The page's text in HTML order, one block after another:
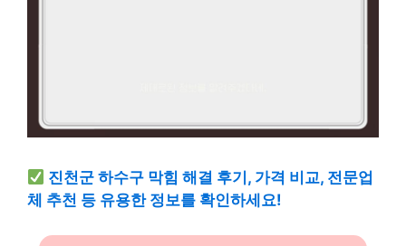
진천군 하수구 막힘 해결 후기, 가격 비교, 전문업
체 추천 등 유용한 정보를 확인하세요!